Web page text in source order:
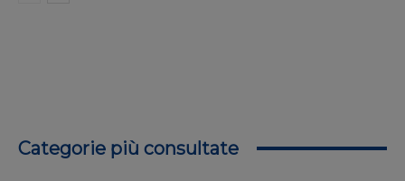
Categorie più consultate